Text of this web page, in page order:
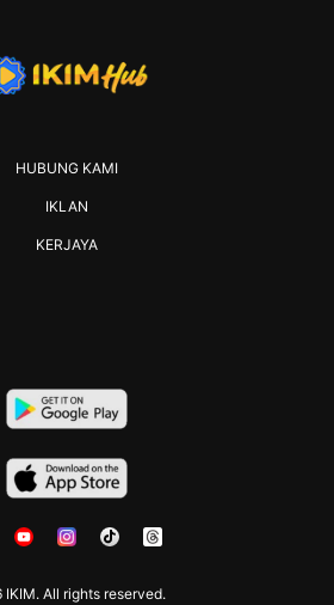
IKIM. All rights reserved.
HUBUNG KAMI
IKLAN
KERJAYA